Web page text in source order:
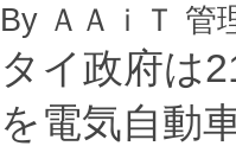
By ＡＡｉＴ 管
タイ政府は
を電気自動